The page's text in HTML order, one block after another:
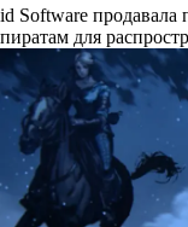
id Software
пиратам для